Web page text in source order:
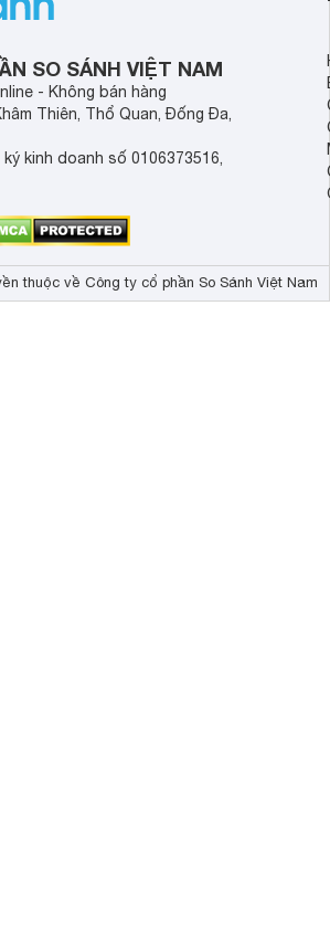
sẽ so sánh 5
Demax, Hubert và
SO SÁNH VIỆT NAM
- Không bán hàng
Thiên, Thổ Quan, Đống Đa,
kinh doanh số 0106373516,
thuộc về Công ty cổ phần So Sánh Việt Nam